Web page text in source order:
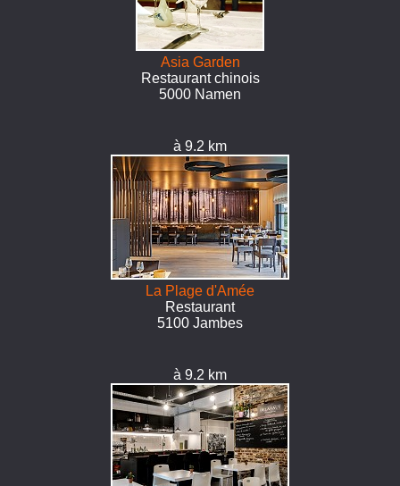
Asia Garden
Restaurant chinois
5000 Namen
à 9.2 km
La Plage d'Amée
Restaurant
5100 Jambes
à 9.2 km